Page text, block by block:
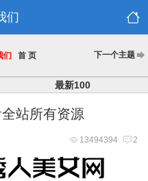
们
们 首 页 下一个主题
最新100
站所有资源
13494394 2